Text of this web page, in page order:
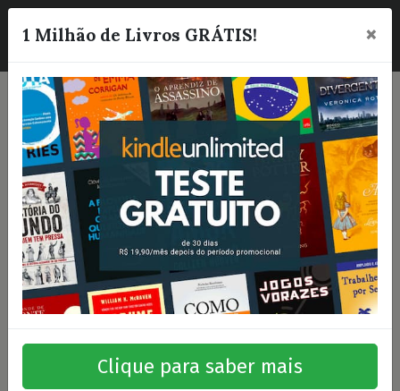
☰
1 Milhão de Livros GRÁTIS! ×
Clique para saber mais